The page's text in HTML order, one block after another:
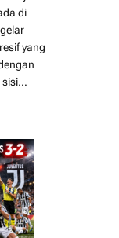
di
yang
sisi…